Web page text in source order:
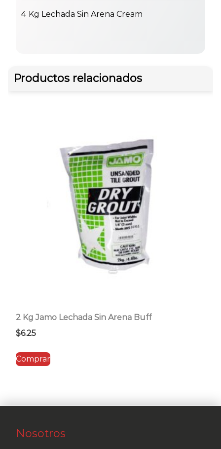
4 Kg Lechada Sin Arena Cream
Productos relacionados
2 Kg Jamo Lechada Sin Arena Buff
$6.25
Comprar
Nosotros